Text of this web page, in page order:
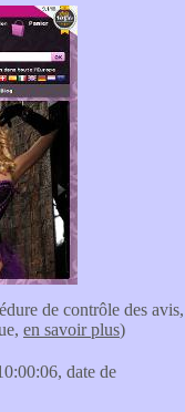
de contrôle des avis,
en savoir plus)
date de